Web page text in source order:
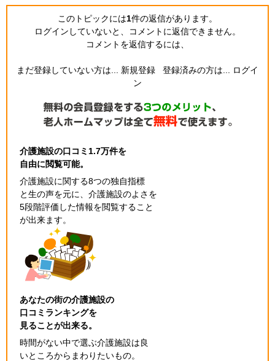
このトピックには1件の返信があります。
ログインしていないと、コメントに返信できません。
コメントを返信するには、
まだ登録していない方は... 新規登録 登録済みの方は...
ログイ
ン
介護施設の口コミ1.7万件を
自由に閲覧可能。
介護施設に関する8つの独自指標
と生の声を元に、介護施設のよさを
5段階評価した情報を閲覧すること
が出来ます。
あなたの街の介護施設の
口コミランキングを
見ることが出来る。
時間がない中で選ぶ介護施設は良
いところからまわりたいもの。